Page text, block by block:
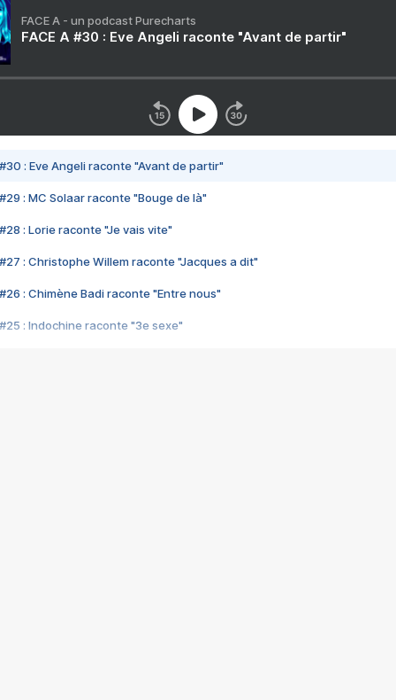
FACE A - un podcast Purecharts
FACE A #30 : Eve Angeli raconte "Avant de partir"
#30 : Eve Angeli raconte "Avant de partir"
#29 : MC Solaar raconte "Bouge de là"
#28 : Lorie raconte "Je vais vite"
#27 : Christophe Willem raconte "Jacques a dit"
#26 : Chimène Badi raconte "Entre nous"
#25 : Indochine raconte "3e sexe"